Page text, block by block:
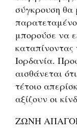
σύγκρουση θα
μπορούσε να
καταπίνοντας
Ιορδανία.
αισθάνεται
τέτοιο
αξίζουν οι
ΖΩΝΗ